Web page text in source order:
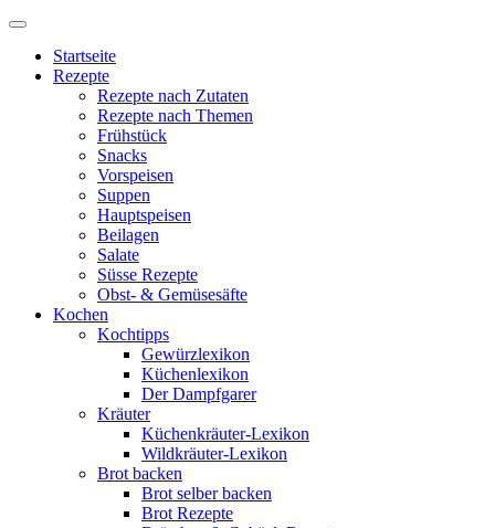
Startseite
Rezepte
Rezepte nach Zutaten
Rezepte nach Themen
Frühstück
Snacks
Vorspeisen
Suppen
Hauptspeisen
Beilagen
Salate
Süsse Rezepte
Obst- & Gemüsesäfte
Kochen
Kochtipps
Gewürzlexikon
Küchenlexikon
Der Dampfgarer
Kräuter
Küchenkräuter-Lexikon
Wildkräuter-Lexikon
Brot backen
Brot selber backen
Brot Rezepte